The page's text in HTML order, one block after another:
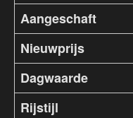
Aangeschaft
Nieuwprijs
Dagwaarde
Rijstijl